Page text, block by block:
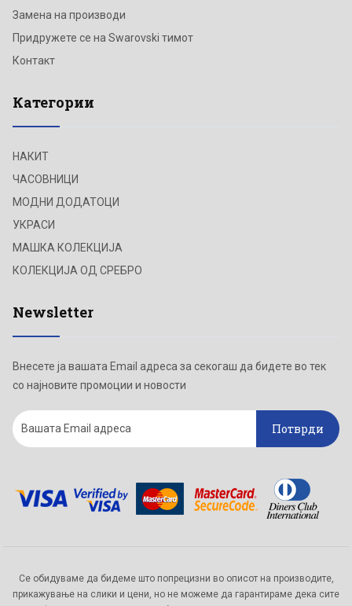
Замена на производи
Придружете се на Swarovski тимот
Контакт
Категории
НАКИТ
ЧАСОВНИЦИ
МОДНИ ДОДАТОЦИ
УКРАСИ
МАШКА КОЛЕКЦИЈА
КОЛЕКЦИЈА ОД СРЕБРО
Newsletter
Внесете ја вашата Email адреса за секогаш да бидете во тек
со најновите промоции и новости
Потврди
Се обидуваме да бидеме што попрецизни во описот на производите,
прикажување на слики и цени, но не можеме да гарантираме дека сите